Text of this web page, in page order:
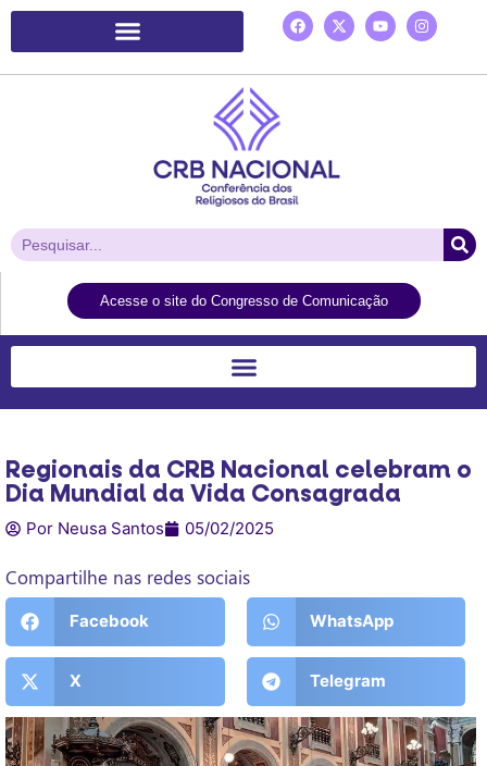
Acesse o site do Congresso de Comunicação
Regionais da CRB Nacional celebram o
Dia Mundial da Vida Consagrada
Por Neusa Santos 05/02/2025
Compartilhe nas redes sociais
Facebook WhatsApp
X Telegram